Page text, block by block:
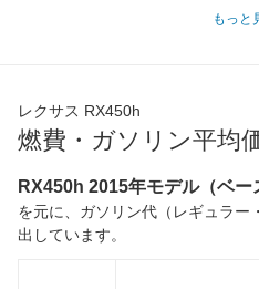
最高トルク 335 [34.2]/ 4,000
過給機
タイヤ
前輪サイズ 235/55R20 102V
後輪サイズ
もっと
レクサス RX450h
燃費・ガソリン平均
RX450h 2015年モデル（ベー
を元に、ガソリン代（レギュラー
出しています。